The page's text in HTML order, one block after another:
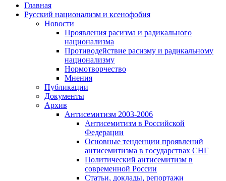
Главная
Русский национализм и ксенофобия
Новости
Проявления расизма и радикального
национализма
Противодействие расизму и радикальному
национализму
Нормотворчество
Мнения
Публикации
Документы
Архив
Антисемитизм 2003-2006
Антисемитизм в Российской
Федерации
Основные тенденции проявлений
антисемитизма в государствах СНГ
Политический антисемитизм в
современной России
Статьи, доклады, репортажи